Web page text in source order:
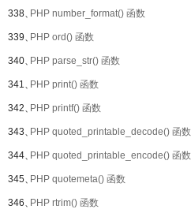
338、PHP number_format() 函数
339、PHP ord() 函数
340、PHP parse_str() 函数
341、PHP print() 函数
342、PHP printf() 函数
343、PHP quoted_printable_decode() 函数
344、PHP quoted_printable_encode() 函数
345、PHP quotemeta() 函数
346、PHP rtrim() 函数